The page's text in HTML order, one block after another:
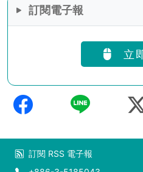
訂閱電子報
立
訂閱 RSS 電子報